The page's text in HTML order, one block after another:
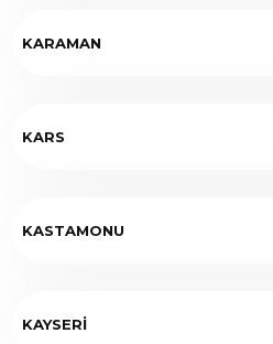
KARAMAN
KARS
KASTAMONU
KAYSERİ